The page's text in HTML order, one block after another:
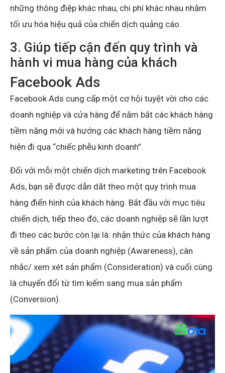
những thông điệp khác nhau, chi phí khác nhau nhằm
tối ưu hóa hiệu quả của chiến dịch quảng cáo.
3. Giúp tiếp cận đến quy trình và
hành vi mua hàng của khách
Facebook Ads
Facebook Ads cung cấp một cơ hội tuyệt vời cho các
doanh nghiệp và cửa hàng để nắm bắt các khách hàng
tiềm năng mới và hướng các khách hàng tiềm năng
hiện đi qua “chiếc phễu kinh doanh”.
Đối với mỗi một chiến dịch marketing trên Facebook
Ads, bạn sẽ được dẫn dắt theo một quy trình mua
hàng điển hình của khách hàng. Bắt đầu với mục tiêu
chiến dịch, tiếp theo đó, các doanh nghiệp sẽ lần lượt
đi theo các bước còn lại là: nhận thức của khách hàng
về sản phẩm của doanh nghiệp (Awareness), cân
nhắc/ xem xét sản phẩm (Consideration) và cuối cùng
là chuyển đổi từ tìm kiếm sang mua sản phẩm
(Conversion).